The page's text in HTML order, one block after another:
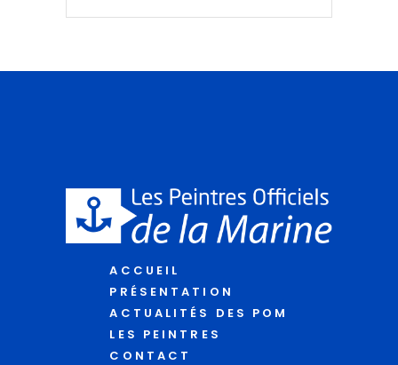
ACCUEIL
PRÉSENTATION
ACTUALITÉS DES POM
LES PEINTRES
CONTACT